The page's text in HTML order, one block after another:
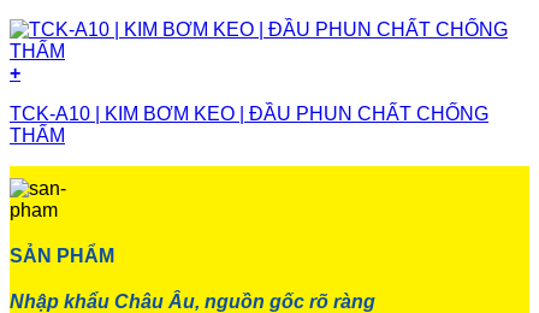
+
TCK-A10 | KIM BƠM KEO | ĐẦU PHUN CHẤT CHỐNG
THẤM
SẢN PHẨM
Nhập khẩu Châu Âu, nguồn gốc rõ ràng